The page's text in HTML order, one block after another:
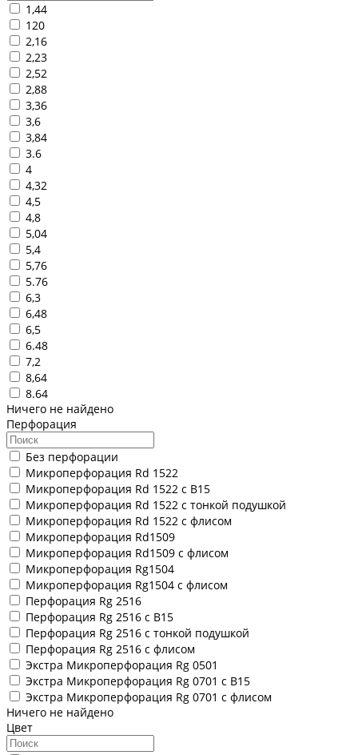
1,44
120
2,16
2,23
2,52
2,88
3,36
3,6
3,84
3.6
4
4,32
4,5
4,8
5,04
5,4
5,76
5.76
6,3
6,48
6,5
6.48
7,2
8,64
8.64
Ничего не найдено
Перфорация
Без перфорации
Микроперфорация Rd 1522
Микроперфорация Rd 1522 с В15
Микроперфорация Rd 1522 с тонкой подушкой
Микроперфорация Rd 1522 с флисом
Микроперфорация Rd1509
Микроперфорация Rd1509 с флисом
Микроперфорация Rg1504
Микроперфорация Rg1504 с флисом
Перфорация Rg 2516
Перфорация Rg 2516 с В15
Перфорация Rg 2516 с тонкой подушкой
Перфорация Rg 2516 с флисом
Экстра Микроперфорация Rg 0501
Экстра Микроперфорация Rg 0701 с В15
Экстра Микроперфорация Rg 0701 с флисом
Ничего не найдено
Цвет